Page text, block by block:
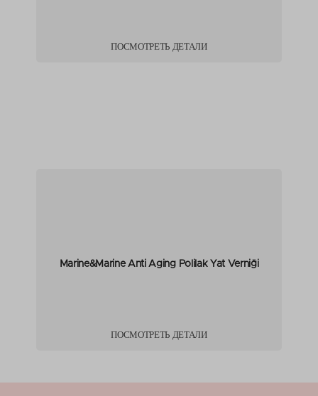
ПОСМОТРЕТЬ ДЕТАЛИ
Marine&Marine Anti Aging Polilak Yat Verniği
ПОСМОТРЕТЬ ДЕТАЛИ